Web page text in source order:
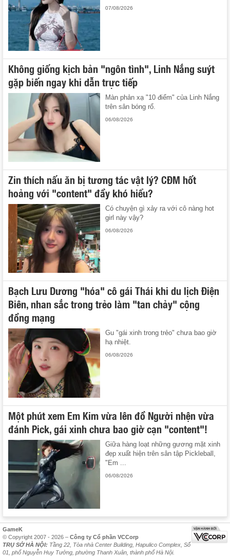
07/08/2026
Không giống kịch bản "ngôn tình", Linh Nắng suýt
gặp biến ngay khi dẫn trực tiếp
Màn phản xạ "10 điểm" của Linh Nắng
trên sân bóng rổ.
06/08/2026
Zin thích nấu ăn bị tương tác vật lý? CĐM hốt
hoảng với "content" đầy khó hiểu?
Có chuyện gì xảy ra với cô nàng hot
girl này vậy?
06/08/2026
Bạch Lưu Dương "hóa" cô gái Thái khi du lịch Điện
Biên, nhan sắc trong trẻo làm "tan chảy" cộng
đồng mạng
Gu "gái xinh trong trẻo" chưa bao giờ
hạ nhiệt.
06/08/2026
Một phút xem Em Kim vừa lên đồ Người nhện vừa
đánh Pick, gái xinh chưa bao giờ cạn "content"!
Giữa hàng loạt những gương mặt xinh
đẹp xuất hiện trên sân tập Pickleball,
"Em ...
06/08/2026
GameK
© Copyright 2007 - 2026 – Công ty Cổ phần VCCorp
TRỤ SỞ HÀ NỘI: Tầng 22, Tòa nhà Center Building, Hapulico Complex, Số
01, phố Nguyễn Huy Tưởng, phường Thanh Xuân, thành phố Hà Nội.